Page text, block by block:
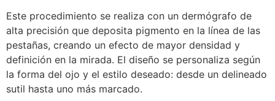
Este procedimiento se realiza con un dermógrafo de
alta precisión que deposita pigmento en la línea de las
pestañas, creando un efecto de mayor densidad y
definición en la mirada. El diseño se personaliza según
la forma del ojo y el estilo deseado: desde un delineado
sutil hasta uno más marcado.